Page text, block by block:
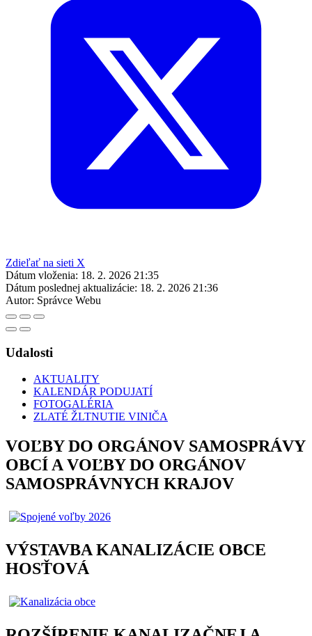
Zdieľať na sieti X
Dátum vloženia: 18. 2. 2026 21:35
Dátum poslednej aktualizácie: 18. 2. 2026 21:36
Autor: Správce Webu
Udalosti
AKTUALITY
KALENDÁR PODUJATÍ
FOTOGALÉRIA
ZLATÉ ŽLTNUTIE VINIČA
VOĽBY DO ORGÁNOV SAMOSPRÁVY
OBCÍ A VOĽBY DO ORGÁNOV
SAMOSPRÁVNYCH KRAJOV
VÝSTAVBA KANALIZÁCIE OBCE
HOSŤOVÁ